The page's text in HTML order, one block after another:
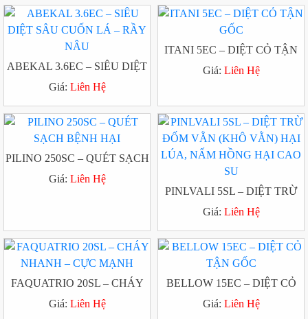
ABEKAL 3.6EC – SIÊU DIỆT
SÂU CUỐN LÁ – RẦY NÂU
Giá: Liên Hệ
ITANI 5EC – DIỆT CỎ TẬN
GỐC
Giá: Liên Hệ
PILINO 250SC – QUÉT SẠCH
BỆNH HẠI
Giá: Liên Hệ
PINLVALI 5SL – DIỆT TRỪ
ĐỐM VẰN (KHÔ VẰN) HẠI
SU
Giá: Liên Hệ
FAQUATRIO 20SL – CHÁY
NHANH – CỰC MẠNH
Giá: Liên Hệ
BELLOW 15EC – DIỆT CỎ
TẬN GỐC
Giá: Liên Hệ